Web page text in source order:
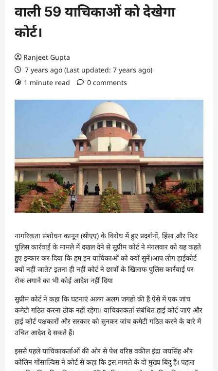
वाली 59 याचिकाओं को देखेगा
कोर्ट।
Ranjeet Gupta
7 years ago (Last updated: 7 years ago)
1 minute read
0 comments
नागरिकता संशोधन कानून (सीएए) के विरोध में हुए प्रदर्शनों, हिंसा और फिर
पुलिस कार्रवाई के मामले में दखल देने से सुप्रीम कोर्ट ने मंगलवार को यह कहते
हुए इन्कार कर दिया कि हम इन याचिकाओं को क्यों सुनें।आप लोग हाईकोर्ट
क्यों नहीं जाते?’ इतना ही नहीं कोर्ट ने छात्रों के खिलाफ पुलिस कार्रवाई पर
रोक लगाने का भी कोई आदेश नहीं दिया
सुप्रीम कोर्ट ने कहा कि घटनाएं अलग अलग जगहों की हैं ऐसे में एक जांच
कमेटी गठित करना ठीक नहीं रहेगा। याचिकाकर्ता संबंधित हाई कोर्ट जाएं और
हाई कोर्ट पक्षकारों और सरकार को सुनकर जांच कमेटी गठित करने के बारे में
उचित आदेश दे सकते हैं।
इससे पहले याचिकाकर्ताओं की ओर से पेश वरिष्ठ वकील इंद्रा जयसिंह और
कोलिन गोंसाल्विस ने कोर्ट से कहा कि इस मामले के दो मुख्य बिंदु हैं। पहला